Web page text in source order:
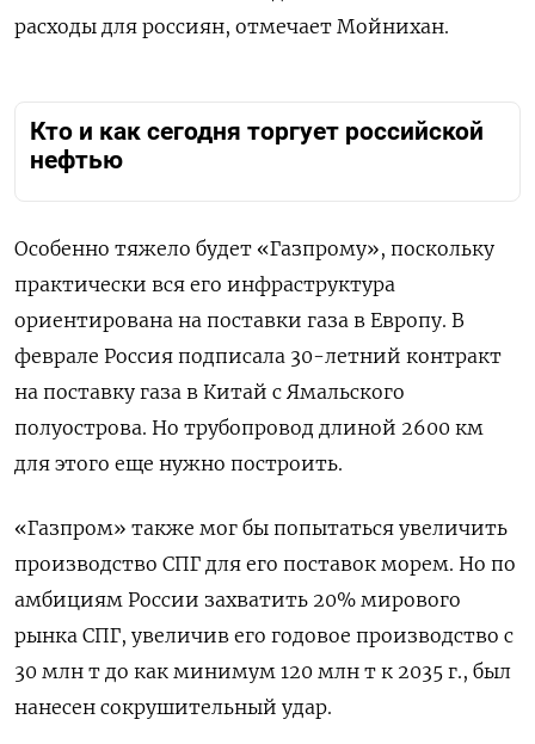
расходы для россиян, отмечает Мойнихан.
Кто и как сегодня торгует российской
нефтью
Особенно тяжело будет «Газпрому», поскольку
практически вся его инфраструктура
ориентирована на поставки газа в Европу. В
феврале Россия подписала 30-летний контракт
на поставку газа в Китай с Ямальского
полуострова. Но трубопровод длиной 2600 км
для этого еще нужно построить.
«Газпром» также мог бы попытаться увеличить
производство СПГ для его поставок морем. Но по
амбициям России захватить 20% мирового
рынка СПГ, увеличив его годовое производство с
30 млн т до как минимум 120 млн т к 2035 г., был
нанесен сокрушительный удар.